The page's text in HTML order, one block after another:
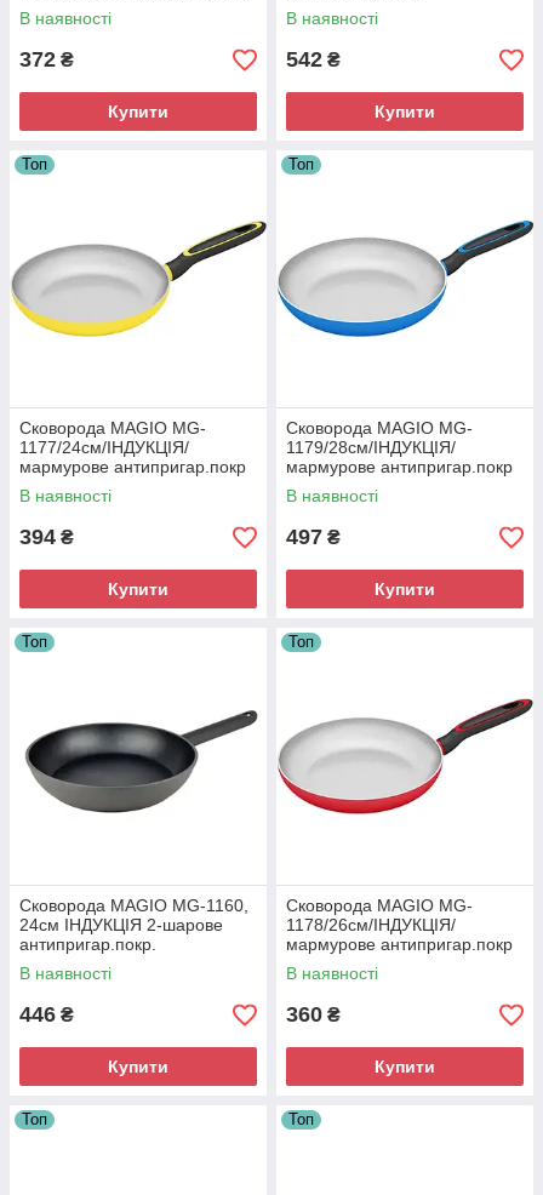
В наявності
372 ₴
Купити
В наявності
542 ₴
Купити
Топ
Сковорода MAGIO MG-
1177/24см/ІНДУКЦІЯ/
мармурове антипригар.покр
В наявності
394 ₴
Купити
Топ
Сковорода MAGIO MG-
1179/28см/ІНДУКЦІЯ/
мармурове антипригар.покр
В наявності
497 ₴
Купити
Топ
Сковорода MAGIO MG-1160,
24см ІНДУКЦІЯ 2-шарове
антипригар.покр.
В наявності
446 ₴
Купити
Топ
Сковорода MAGIO MG-
1178/26см/ІНДУКЦІЯ/
мармурове антипригар.покр
В наявності
360 ₴
Купити
Топ Топ